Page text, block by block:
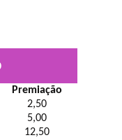
Premiação
2,50
5,00
12,50